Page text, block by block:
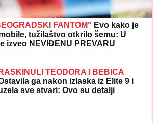
FANTOM" Evo kako je
tužilaštvo otkrilo šemu: U
izveo NEVIĐENU PREVARU
Uradite ovo za zdravlje i
svoj dom